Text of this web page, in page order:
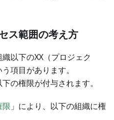
ス範囲の考え方
以下のXX（プロジェク
項目があります。
の権限が付与されます。
限 」により、以下の組織に権